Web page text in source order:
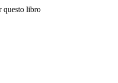
questo libro